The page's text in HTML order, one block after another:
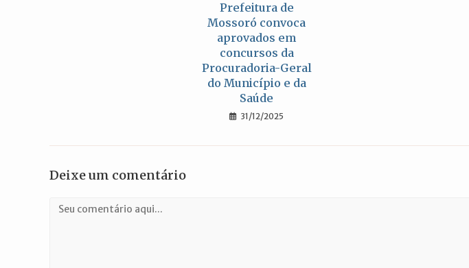
Prefeitura de
Mossoró convoca
aprovados em
concursos da
Procuradoria-Geral
do Município e da
Saúde
31/12/2025
Deixe um comentário
Comentário